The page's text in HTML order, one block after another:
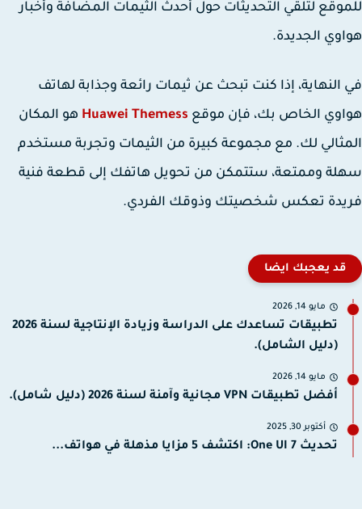
لتلقي التحديثات حول أحدث الثيمات المضافة وأخبار
الجديدة.
إذا كنت تبحث عن ثيمات رائعة وجذابة لهاتف
الخاص بك، فإن موقعHuawei Themessهو المكان
لك. مع مجموعة كبيرة من الثيمات وتجربة مستخدم
وممتعة، ستتمكن من تحويل هاتفك إلى قطعة فنية
تعكس شخصيتك وذوقك الفردي.
قد يعجبك ايضا
مايو 14, 2026
تطبيقات تساعدك على الدراسة وزيادة الإنتاجية لسنة 2026
(دليل الشامل).
مايو 14, 2026
أفضل تطبيقات VPN مجانية وآمنة لسنة 2026 (دليل شامل).
أكتوبر 30, 2025
تحديث One UI 7: اكتشف 5 مزايا مذهلة في هواتف...